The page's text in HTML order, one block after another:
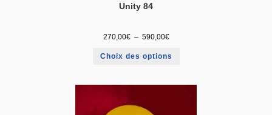
Unity 84
270,00€ – 590,00€
Choix des options